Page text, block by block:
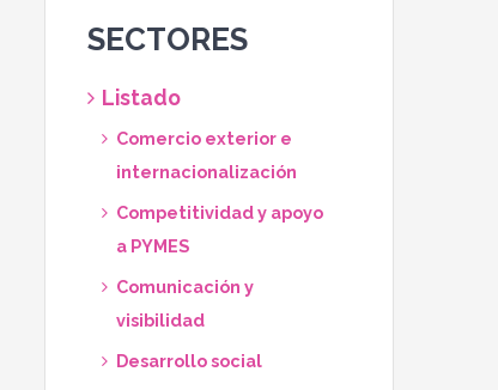
SECTORES
Listado
Comercio exterior e
internacionalización
Competitividad y apoyo
a PYMES
Comunicación y
visibilidad
Desarrollo social